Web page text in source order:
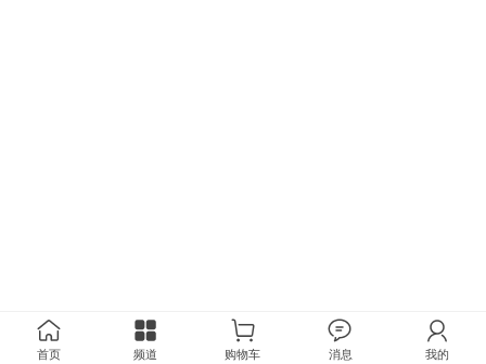
首页 频道 购物车 消息 我的